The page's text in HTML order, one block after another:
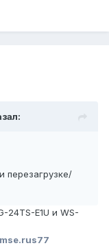
перезагрузке/
24TS-E1U и WS-